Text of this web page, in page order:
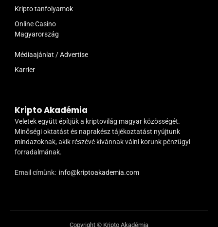
Kripto tanfolyamok
Online Casino
Magyarország
Médiaajánlat / Advertise
Karrier
Kripto Akadémia
Veletek együtt építjük a kriptovilág magyar közösségét.
Minőségi oktatást és naprakész tájékoztatást nyújtunk
mindazoknak, akik részévé kívánnak válni korunk pénzügyi
forradalmának.
Email címünk: info@kriptoakademia.com
Copyright © Kripto Akadémia